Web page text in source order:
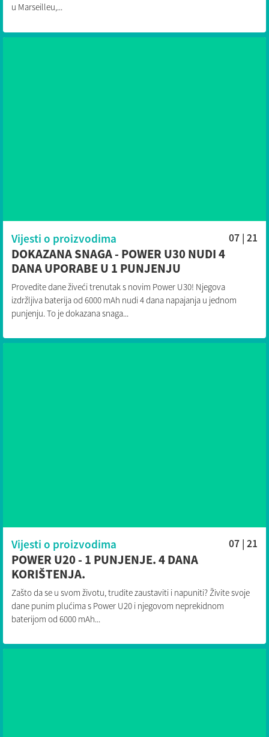
u Marseilleu,...
Vijesti o proizvodima 07 | 21
DOKAZANA SNAGA - POWER U30 NUDI 4
DANA UPORABE U 1 PUNJENJU
Provedite dane živeći trenutak s novim Power U30! Njegova
izdržljiva baterija od 6000 mAh nudi 4 dana napajanja u jednom
punjenju. To je dokazana snaga...
Vijesti o proizvodima 07 | 21
POWER U20 - 1 PUNJENJE. 4 DANA
KORIŠTENJA.
Zašto da se u svom životu, trudite zaustaviti i napuniti? Živite svoje
dane punim plućima s Power U20 i njegovom neprekidnom
baterijom od 6000 mAh...